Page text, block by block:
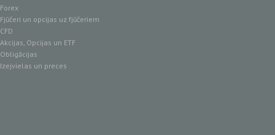
Forex
Fjūčeri un opcijas uz fjūčeriem
CFD
Akcijas, Opcijas un ETF
Obligācijas
Izejvielas un preces